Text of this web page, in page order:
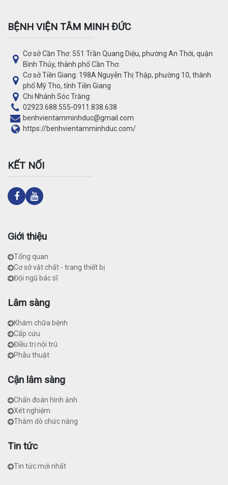
Giới thiệu
Tổng quan
Cơ sở vật chất - trang thiết bị
Đội ngũ bác sĩ
Lâm sàng
Khám chữa bệnh
Cấp cứu
Điều trị nội trú
Phẫu thuật
Cận lâm sàng
Chẩn đoán hình ảnh
Xét nghiệm
Thăm dò chức năng
Tin tức
Tin tức mới nhất
BỆNH VIỆN TÂM MINH ĐỨC
Cơ sở Cần Thơ: 551 Trần Quang Diệu, phường An Thới, quận
Bình Thủy, thành phố Cần Thơ.
Cơ sở Tiền Giang: 198A Nguyễn Thị Thập, phường 10, thành
phố Mỹ Tho, tỉnh Tiền Giang
Chi Nhánh Sóc Trăng:
02923.688.555-0911.838.638
benhvientamminhduc@gmail.com
https://benhvientamminhduc.com/
KẾT NỐI